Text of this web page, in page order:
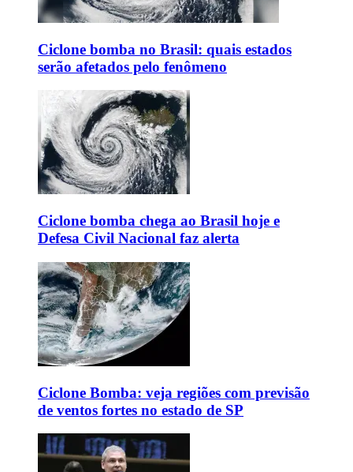
Ciclone bomba no Brasil: quais estados
serão afetados pelo fenômeno
Ciclone bomba chega ao Brasil hoje e
Defesa Civil Nacional faz alerta
Ciclone Bomba: veja regiões com previsão
de ventos fortes no estado de SP